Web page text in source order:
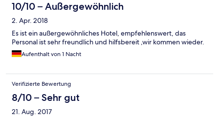
10/10 – Außergewöhnlich
2. Apr. 2018
Es ist ein außergewöhnliches Hotel, empfehlenswert, das
Personal ist sehr freundlich und hilfsbereit ,wir kommen wieder.
Aufenthalt von 1 Nacht
Verifizierte Bewertung
8/10 – Sehr gut
21. Aug. 2017